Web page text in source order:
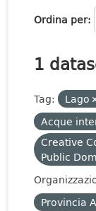
Ordina per
1
Tag: Lago
Acque
Creative
Public
Provincia